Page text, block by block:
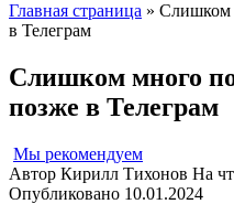
Главная страница » Слишком
в Телеграм
Слишком много
позже в Телеграм
Мы рекомендуем
Автор Кирилл Тихонов На
Опубликовано 10.01.2024